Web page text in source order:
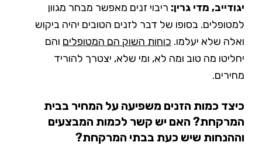
יגודייב, מדי גרין: ריבוי זנים מאפשר מבחר מגוון
למטופלים. בסופו של דבר לזנים הטובים יהיה ביקוש
ואלה שלא יעלמו. כוחות השוק הם המטופלים והם
יחליטו מה טוב ומה לא, ומי שלא, יצטרך להוריד
מחירים.
כיצד כמות הזנים משפיעה על המחיר בבית
המרקחת? האם יש קשר לכמות המבצעים
וההנחות שיש כעת בבתי המרקחת?